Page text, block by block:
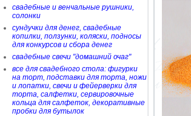
свадебные и венчальные рушники,
солонки
сундучки для денег, свадебные
копилки, ползунки, коляски, подносы
для конкурсов и сбора денег
свадебные свечи "домашний очаг"
все для свадебного стола: фигурки
на торт, подставки для торта, ножи
и лопатки, свечи и фейерверки для
торта, салфетки, сервировочные
кольца для салфеток, декоративные
пробки для бутылок